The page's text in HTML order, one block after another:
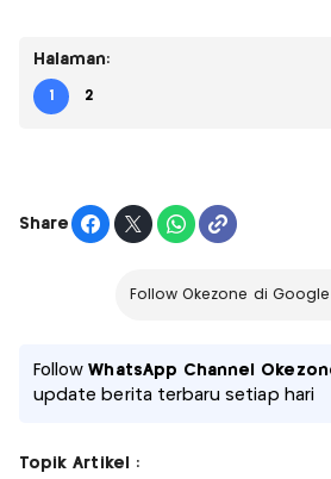
Halaman:
1 2
Share
Follow Okezone di Google
FollowWhatsApp Channel
update berita terbaru setiap hari
Topik Artikel :